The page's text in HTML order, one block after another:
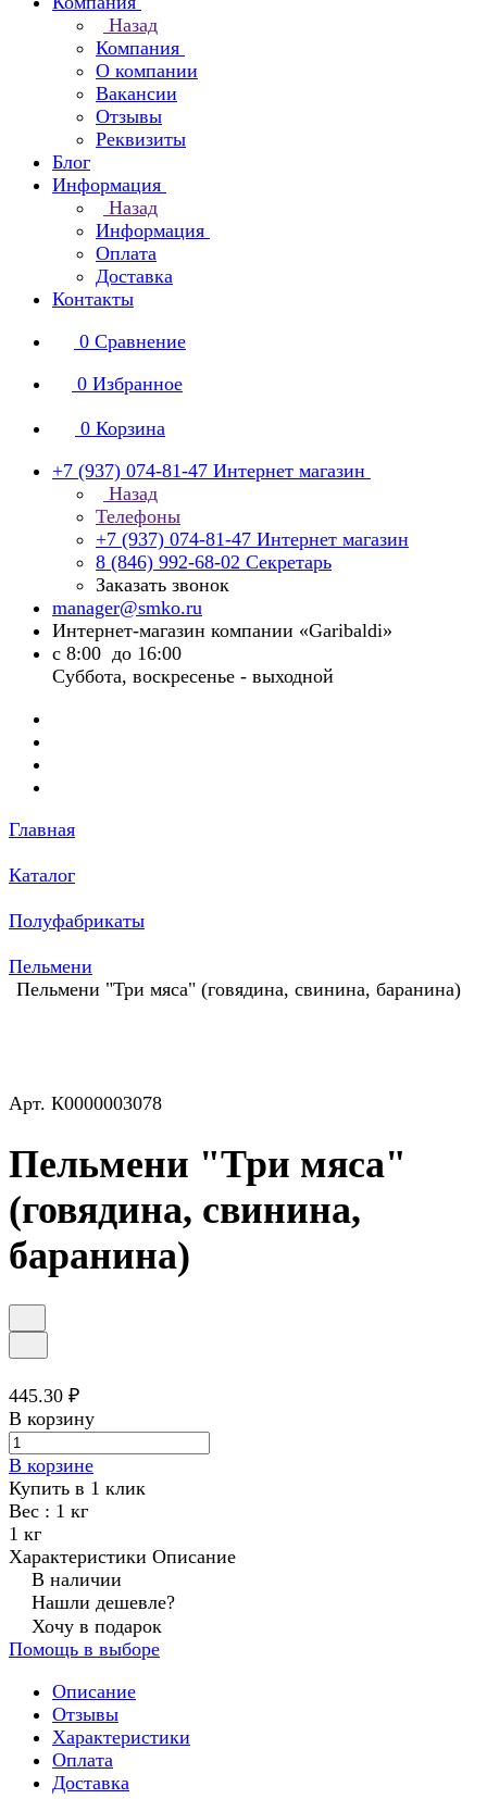
Назад
Компания
О компании
Вакансии
Отзывы
Реквизиты
Блог
Информация
Назад
Информация
Оплата
Доставка
Контакты
0 Сравнение
0 Избранное
0 Корзина
+7 (937) 074-81-47 Интернет магазин
Назад
Телефоны
+7 (937) 074-81-47 Интернет магазин
8 (846) 992-68-02 Секретарь
Заказать звонок
manager@smko.ru
Интернет-магазин компании «Garibaldi»
с 8:00 до 16:00
Суббота, воскресенье - выходной
Главная
Каталог
Полуфабрикаты
Пельмени
Пельмени "Три мяса" (говядина, свинина, баранина)
Арт. К0000003078
Пельмени "Три мяса"
(говядина, свинина,
баранина)
445.30 ₽
В корзину
В корзине
Купить в 1 клик
Вес : 1 кг
1 кг
Характеристики Описание
В наличии
Нашли дешевле?
Хочу в подарок
Помощь в выборе
Описание
Отзывы
Характеристики
Оплата
Доставка